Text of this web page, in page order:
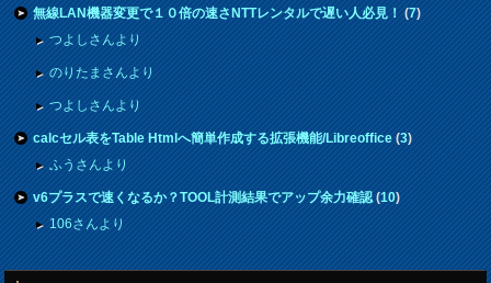
無線LAN機器変更で１０倍の速さNTTレンタルで遅い人必見！(7)
つよしさんより
のりたまさんより
つよしさんより
calcセル表をTable Htmlへ簡単作成する拡張機能/Libreoffice(3)
ふうさんより
v6プラスで速くなるか？TOOL計測結果でアップ余力確認(10)
106さんより